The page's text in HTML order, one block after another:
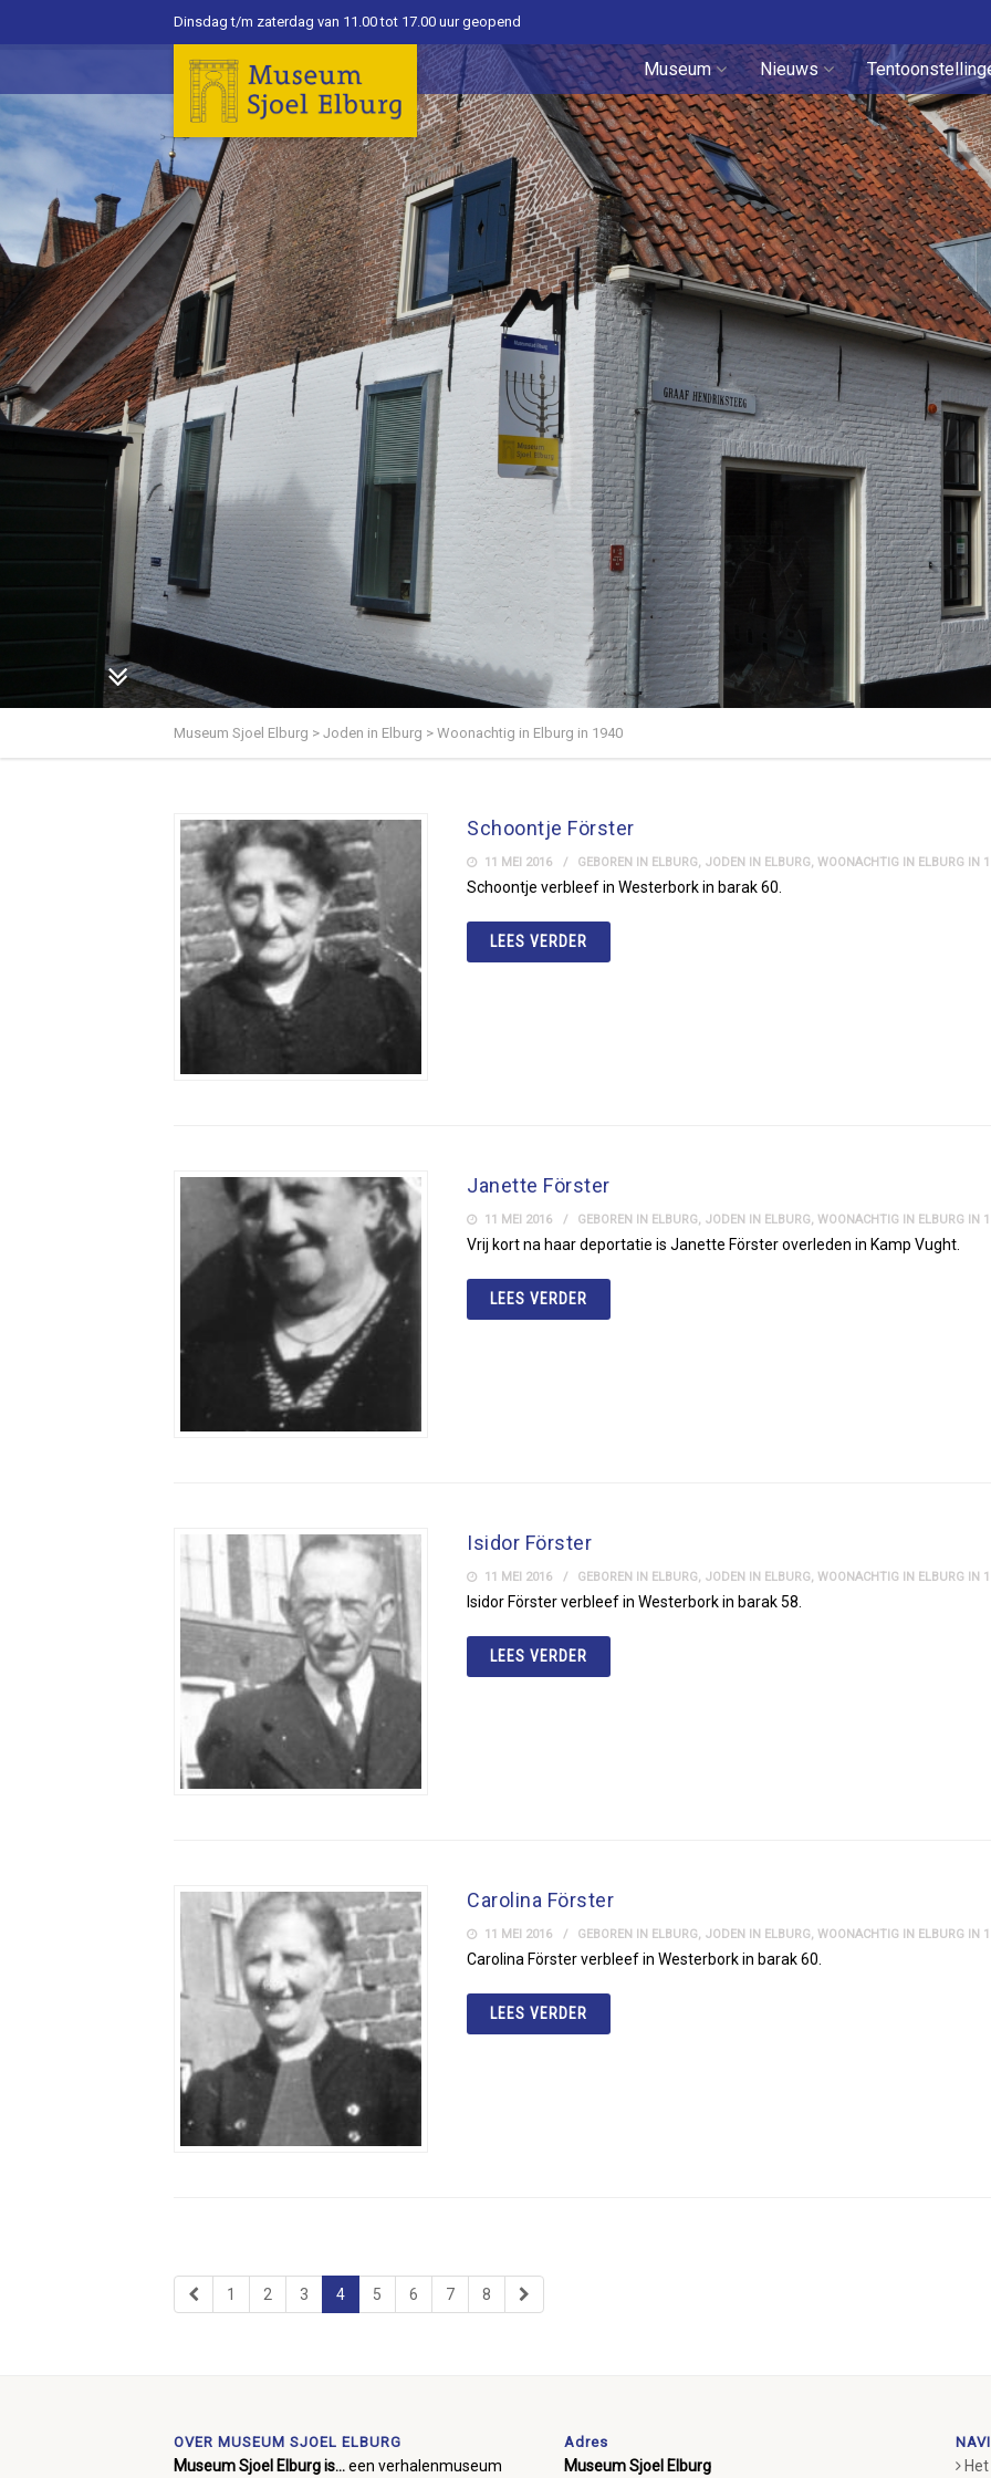
Dinsdag t/m zaterdag van 11.00 tot 17.00 uur geopend
Museum Nieuws
Museum Sjoel Elburg > Joden in Elburg > Woonachtig in Elburg in 1940
Schoontje Förster
11 MEI 2016 GEBOREN IN ELBURG, JODEN IN ELBURG, WOONACHTIG IN ELBURG IN
Schoontje verbleef in Westerbork in barak 60.
LEES VERDER
Janette Förster
11 MEI 2016 GEBOREN IN ELBURG, JODEN IN ELBURG, WOONACHTIG IN ELBURG IN
Vrij kort na haar deportatie is Janette Förster overleden in Kamp Vught.
LEES VERDER
Isidor Förster
11 MEI 2016 GEBOREN IN ELBURG, JODEN IN ELBURG, WOONACHTIG IN ELBURG IN
Isidor Förster verbleef in Westerbork in barak 58.
LEES VERDER
Carolina Förster
11 MEI 2016 GEBOREN IN ELBURG, JODEN IN ELBURG, WOONACHTIG IN ELBURG IN
Carolina Förster verbleef in Westerbork in barak 60.
LEES VERDER
1 2 3 4 5 6 7 8
OVER MUSEUM SJOEL ELBURG
Museum Sjoel Elburg is...een verhalenmuseum
Adres
Museum Sjoel Elburg